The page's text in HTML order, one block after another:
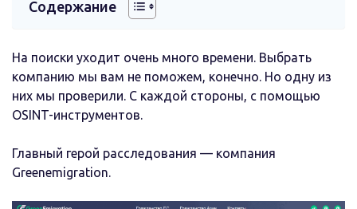
Содержание
На поиски уходит очень много времени. Выбрать
компанию мы вам не поможем, конечно. Но одну из
них мы проверили. С каждой стороны, с помощью
OSINT-инструментов.
Главный герой расследования — компания
Greenemigration.